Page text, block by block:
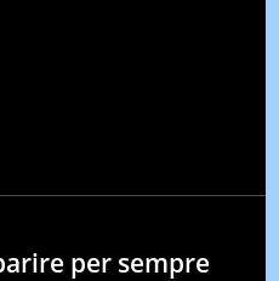
per sempre